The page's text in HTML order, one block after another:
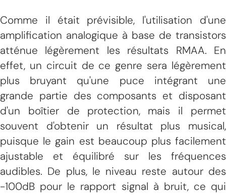
Comme il était prévisible, l'utilisation d'une
amplification analogique à base de transistors
atténue légèrement les résultats RMAA. En
effet, un circuit de ce genre sera légèrement
plus bruyant qu'une puce intégrant une
grande partie des composants et disposant
d'un boîtier de protection, mais il permet
souvent d'obtenir un résultat plus musical,
puisque le gain est beaucoup plus facilement
ajustable et équilibré sur les fréquences
audibles. De plus, le niveau reste autour des
-100dB pour le rapport signal à bruit, ce qui